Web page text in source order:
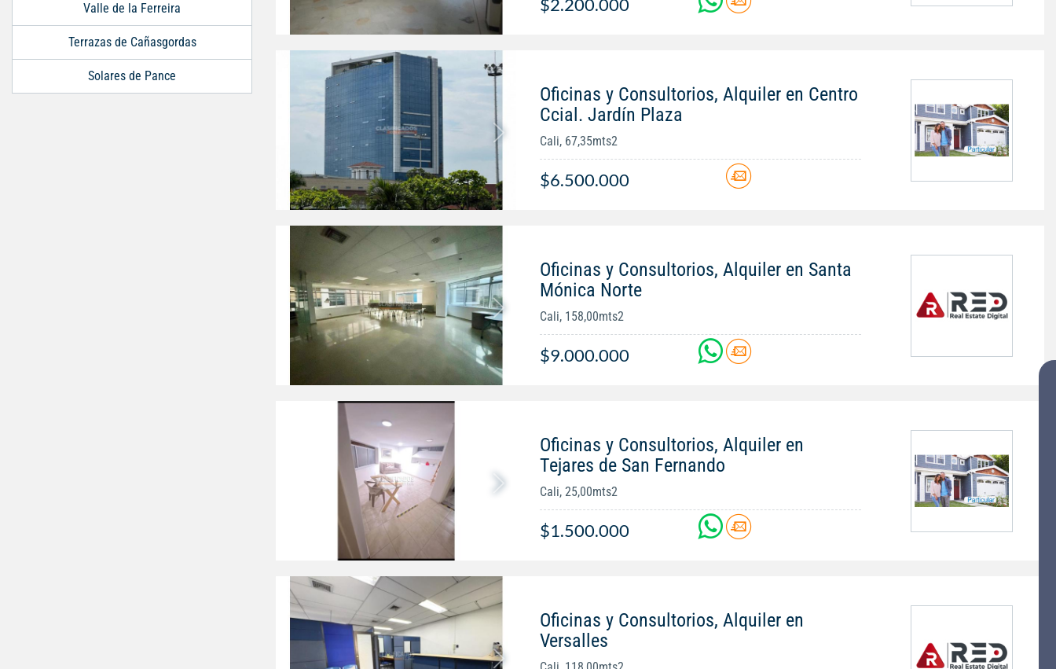
$2.200.000
Oficinas y Consultorios, Alquiler en Centro
Ccial. Jardín Plaza
Cali, 67,35mts2
$6.500.000
Oficinas y Consultorios, Alquiler en Santa
Mónica Norte
Cali, 158,00mts2
$9.000.000
Oficinas y Consultorios, Alquiler en
Tejares de San Fernando
Cali, 25,00mts2
$1.500.000
Oficinas y Consultorios, Alquiler en
Versalles
Valle de la Ferreira
Terrazas de Cañasgordas
Solares de Pance